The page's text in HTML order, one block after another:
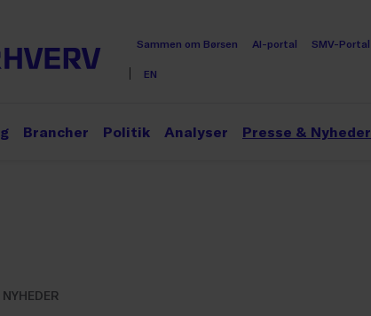
Sammen om Børsen AI-portal SMV-Portal
EN
Brancher Politik Analyser Presse & Nyheder
NYHEDER